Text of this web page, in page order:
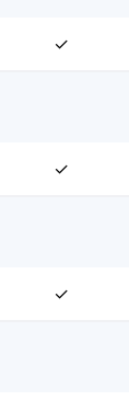
✓
✓
✓